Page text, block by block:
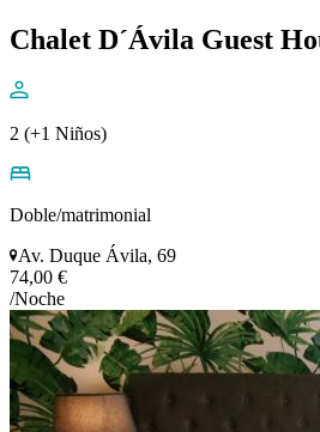
Chalet D´Ávila Guest
2 (+1 Niños)
Doble/matrimonial
Av. Duque Ávila, 69
74,00 €
/Noche